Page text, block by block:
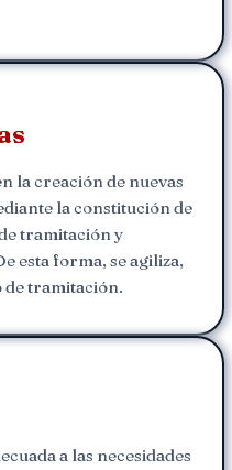
la creación de nuevas
la constitución de
tramitación y
esta forma, se agiliza,
de tramitación.
a las necesidades